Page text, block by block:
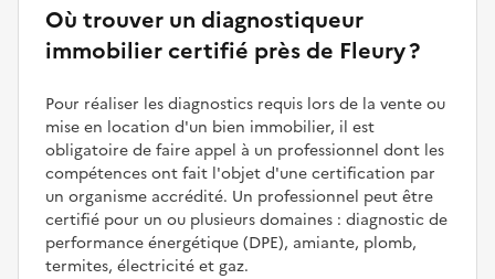
Où trouver un diagnostiqueur
immobilier certifié près de Fleury ?
Pour réaliser les diagnostics requis lors de la vente ou
mise en location d'un bien immobilier, il est
obligatoire de faire appel à un professionnel dont les
compétences ont fait l'objet d'une certification par
un organisme accrédité. Un professionnel peut être
certifié pour un ou plusieurs domaines : diagnostic de
performance énergétique (DPE), amiante, plomb,
termites, électricité et gaz.